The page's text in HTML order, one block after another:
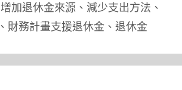
增加退休金來源 、 減少支出方法 、
、 財務計畫支援退休金 、 退休金